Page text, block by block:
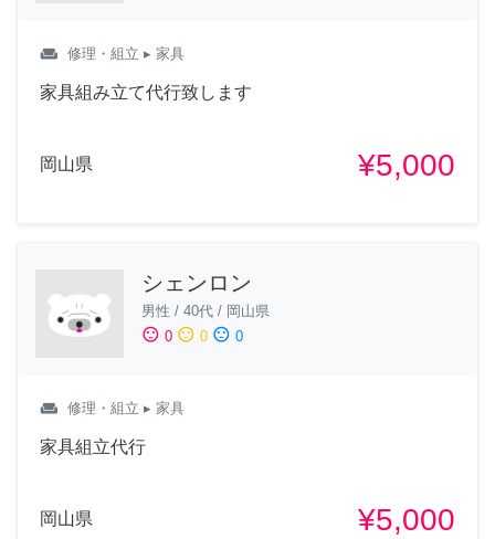
weekend 修理・組立 ▸ 家具
家具組み立て代行致します
岡山県 ¥5,000
シェンロン
男性 / 40代 / 岡山県
sentiment_satisfied 0 sentiment_neutral 0 sentiment_dissatisfied 0
weekend 修理・組立 ▸ 家具
家具組立代行
岡山県 ¥5,000